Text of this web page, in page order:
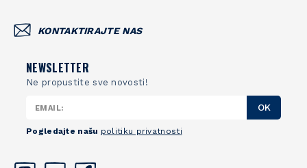
KONTAKTIRAJTE NAS
NEWSLETTER
Ne propustite sve novosti!
OK
Pogledajte našu politiku privatnosti